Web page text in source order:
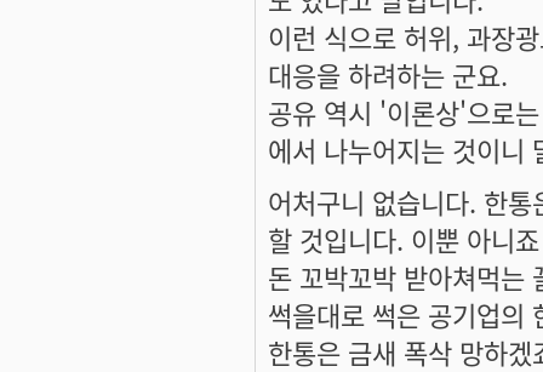
이런 식으로 허위, 과장
대응을 하려하는 군요.
공유 역시 '이론상'으로
에서 나누어지는 것이니
어처구니 없습니다. 한
할 것입니다. 이뿐 아니
돈 꼬박꼬박 받아쳐먹는
썩을대로 썩은 공기업의
한통은 금새 폭삭 망하겠